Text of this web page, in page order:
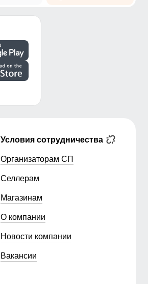
Условия сотрудничества
Организаторам СП
Селлерам
Магазинам
О компании
Новости компании
Вакансии